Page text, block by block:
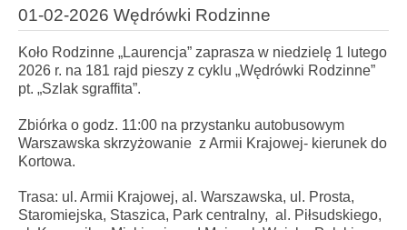
01-02-2026 Wędrówki Rodzinne
Koło Rodzinne „Laurencja” zaprasza w niedzielę 1 lutego
2026 r. na 181 rajd pieszy z cyklu „Wędrówki Rodzinne”
pt. „Szlak sgraffita”.
Zbiórka o godz. 11:00 na przystanku autobusowym
Warszawska skrzyżowanie z Armii Krajowej- kierunek do
Kortowa.
Trasa: ul. Armii Krajowej, al. Warszawska, ul. Prosta,
Staromiejska, Staszica, Park centralny, al. Piłsudskiego,